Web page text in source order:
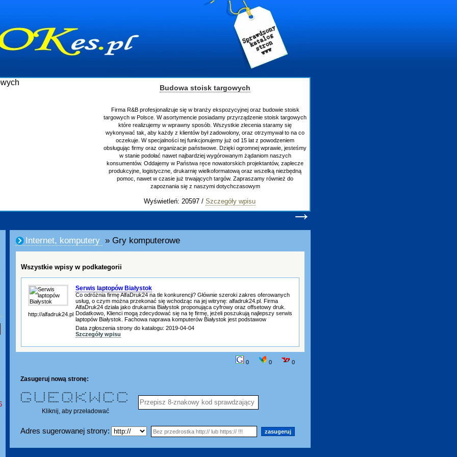
Budowa stoisk targowych
Firma R&B profesjonalizuje się w branży ekspozycyjnej oraz budowie stoisk
targowych w Polsce. W asortymencie posiadamy przyrządzenie stoisk targowych
które realizujemy w wprawny sposób. Wszystkie zlecenia staramy się
wykonywać tak, aby każdy z klientów był zadowolony, oraz otrzymywał to na co
oczekuje. W specjalności tej funkcjonujemy już od 15 lat z powodzeniem
obsługując firmy oraz organizacje państwowe. Dzięki ogromnej wprawie, jesteśmy
w stanie podołać nawet najbardziej wygórowanym żądaniom naszych
konsumentów. Oddajemy w Państwa ręce nowatorskich projektantów, zaplecze
produkcyjne, logistyczne, drukarnię wielkoformatową oraz wszelką niezbędną
pomoc, nawet w czasie już trwających targów. Zapraszamy również do
zapoznania się z naszymi dotychczasowym
Wyświetleń: 20597 / Szczegóły wpisu
→
Internet, komputery » Gry komputerowe
Wszystkie wpisy w podkategorii
http://alfadruk24.pl
Serwis laptopów Białystok
Co odróżnia firmę AlfaDruk24 na tle konkurencji? Głównie szeroki zakres oferowanych
usług, o czym można przekonać się wchodząc na jej witrynę: alfadruk24.pl. Firma
AlfaDruk24 działa jako drukarnia Białystok proponująca cyfrowy oraz offsetowy druk.
Dodatkowo, Klienci mogą zdecydować się na tę firmę, jeżeli poszukują najlepszy serwis
laptopów Białystok. Fachowa naprawa komputerów Białystok jest podstawow
Data zgłoszenia strony do katalogu: 2019-04-04
Szczegóły wpisu
0 0 0
Zasugeruj nową stronę:
***** * * ******* ***** * * * * ***** *****
* * * * * * * * ** * * * * * *
* * * * * * * ** * * * *
* * * **** * * ** * * * * *
* *** * * * * * * * ** * * * * * *
* * * * * * * * ** ** ** * * * *
***** ***** ******* **** * * * * * ***** *****
Kliknij, aby przeładować
Adres sugerowanej strony: